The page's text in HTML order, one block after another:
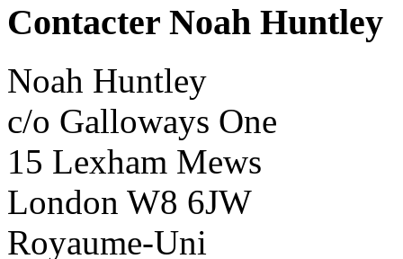
Contacter Noah Huntley
Noah Huntley
c/o Galloways One
15 Lexham Mews
London W8 6JW
Royaume-Uni